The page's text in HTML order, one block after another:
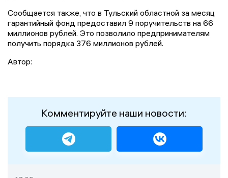
Сообщается также, что в Тульский областной за месяц
гарантийный фонд предоставил 9 поручительств на 66
миллионов рублей. Это позволило предпринимателям
получить порядка 376 миллионов рублей.
Автор:
Комментируйте наши новости: